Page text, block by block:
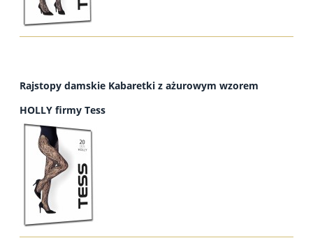
Rajstopy damskie Kabaretki z ażurowym wzorem
HOLLY firmy Tess